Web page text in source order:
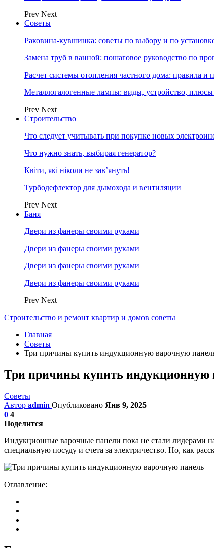
Prev Next
Советы
Раковина-кувшинка: советы по выбору и по
Замена труб в ванной: пошаговое руководство по
Расчет системы отопления частного дома: правила и
Металлогалогенные лампы: виды, устройство,
Prev Next
Строительство
Что следует учитывать при покупке новых
Что нужно знать, выбирая генератор?
Квіти, які ніколи не зав’януть!
Турбодефлектор для дымохода и вентиляции
Prev Next
Баня
Двери из фанеры своими руками
Двери из фанеры своими руками
Двери из фанеры своими руками
Двери из фанеры своими руками
Prev Next
Строительство и ремонт квартир и домов советы
Главная
Советы
Три причины купить индукционную варочную
Три причины купить индукционную
Советы
Автор admin Опубликовано Янв 9, 2025
0 4
Поделится
Индукционные варочные панели пока не стали лидерами
специальную посуду и счета за электричество. Но, как
Оглавление: